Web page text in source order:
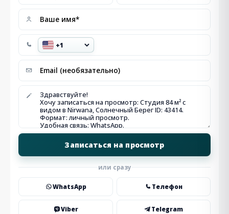
или сразу
WhatsApp Телефон
Viber Telegram